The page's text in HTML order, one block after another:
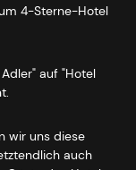
4-Sterne-Hotel
auf "Hotel
wir uns diese
auch